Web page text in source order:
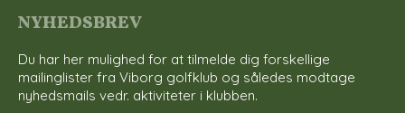
NYHEDSBREV
Du har her mulighed for at tilmelde dig forskellige
mailinglister fra Viborg golfklub og således modtage
nyhedsmails vedr. aktiviteter i klubben.